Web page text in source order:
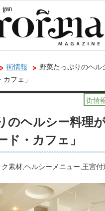
街情報
野菜たっぷりのヘル
フェ」
街情
のヘルシー料理が
ド・カフェ」
ク素材 ヘルシーメニュー 王宮付